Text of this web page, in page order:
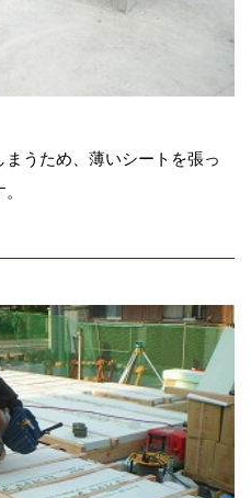
うため、薄いシートを張っ